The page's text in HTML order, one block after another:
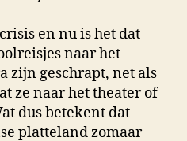
en nu is het dat
naar het
zijn geschrapt, net als
ze naar het theater of
dus betekent dat
platteland zomaar